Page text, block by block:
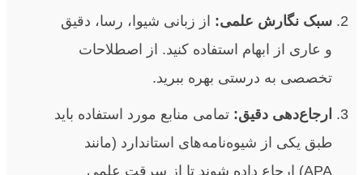
سبک نگارش علمی: از زبانی شیوا، رسا، دقیق
و عاری از ابهام استفاده کنید. از اصطلاحات
تخصصی به درستی بهره ببرید.
ارجاع‌دهی دقیق: تمامی منابع مورد استفاده باید
طبق یکی از شیوه‌نامه‌های استاندارد (مانند
APA) ارجاع داده شوند تا از سرقت علمی